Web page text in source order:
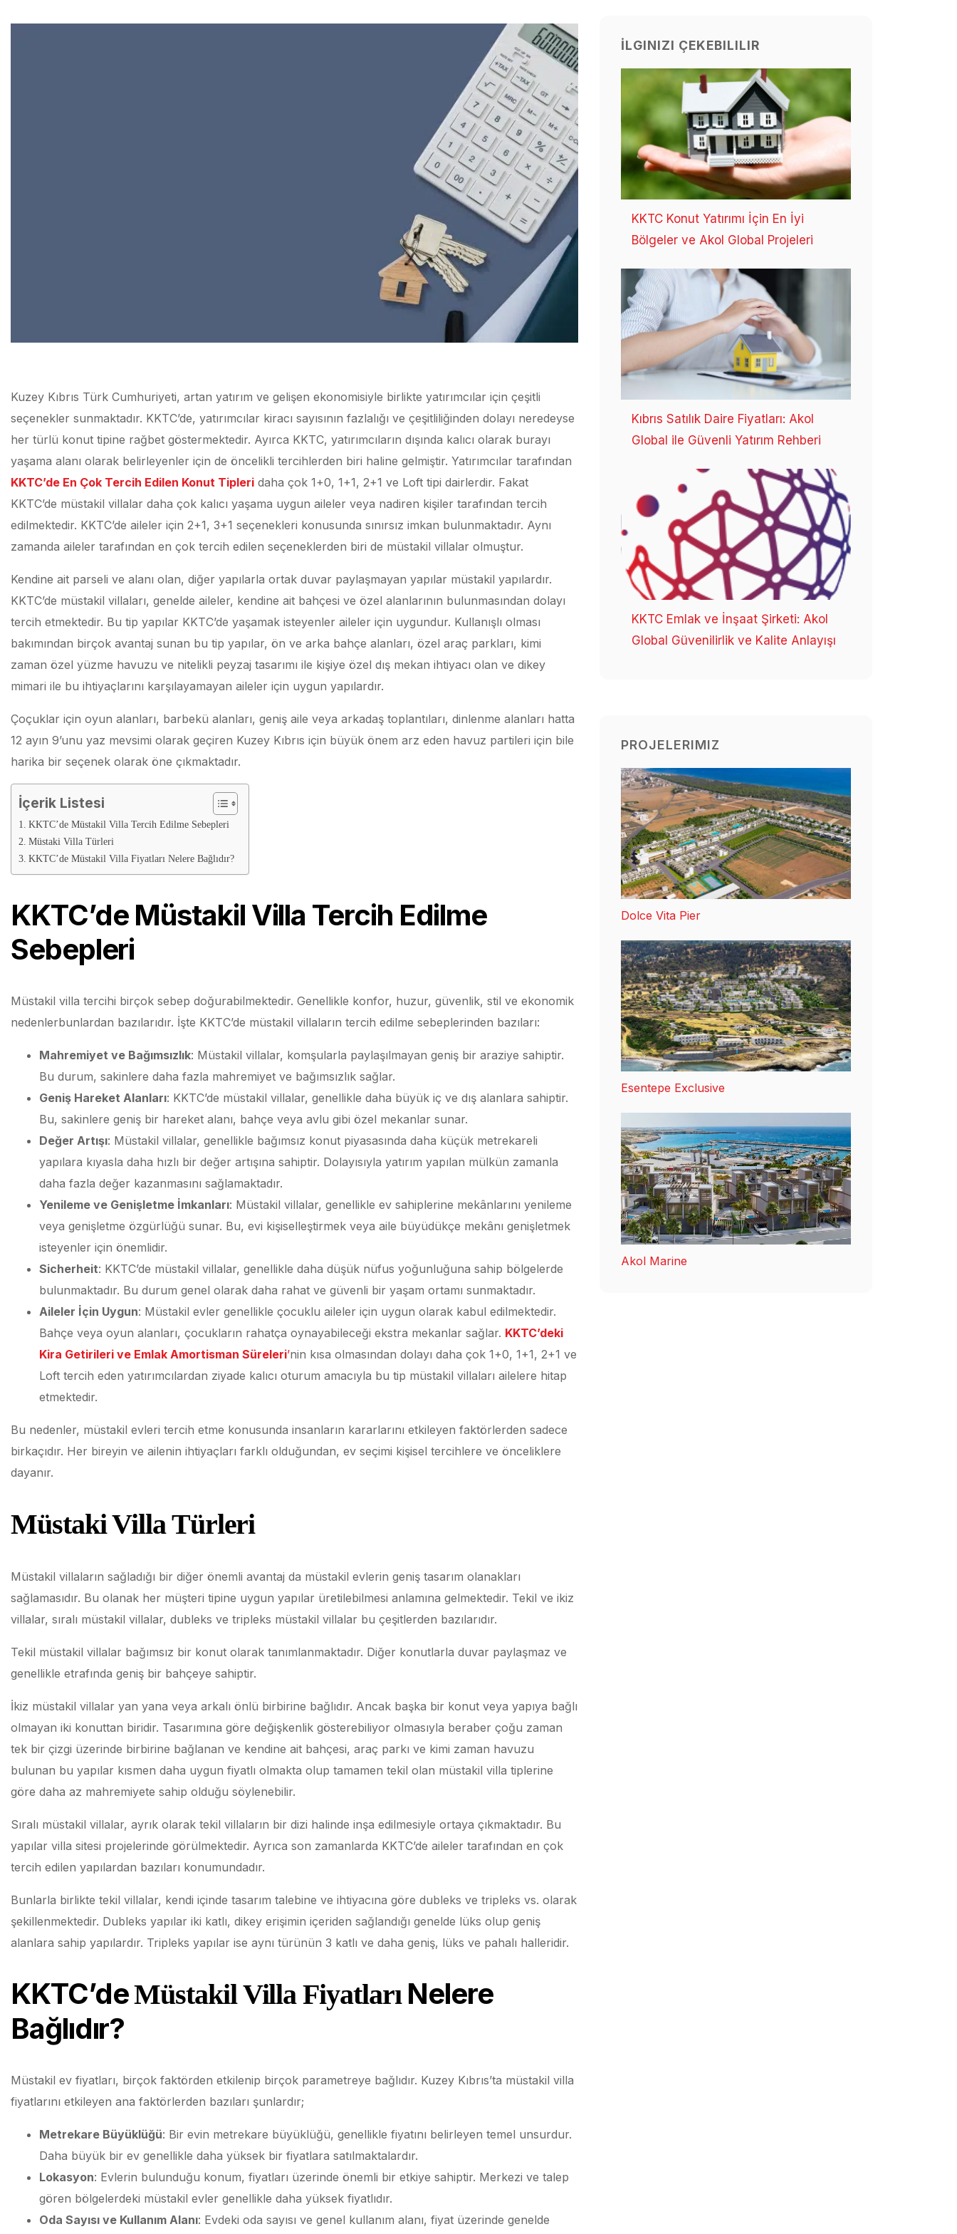
Kuzey Kıbrıs Türk Cumhuriyeti, artan yatırım ve gelişen ekonomisiyle birlikte yatırımcılar için çeşitli
seçenekler sunmaktadır. KKTC’de, yatırımcılar kiracı sayısının fazlalığı ve çeşitliliğinden dolayı neredeyse
her türlü konut tipine rağbet göstermektedir. Ayırca KKTC, yatırımcıların dışında kalıcı olarak burayı
yaşama alanı olarak belirleyenler için de öncelikli tercihlerden biri haline gelmiştir. Yatırımcılar tarafından
KKTC’de En Çok Tercih Edilen Konut Tipleri daha çok 1+0, 1+1, 2+1 ve Loft tipi dairlerdir. Fakat
KKTC’de müstakil villalar daha çok kalıcı yaşama uygun aileler veya nadiren kişiler tarafından tercih
edilmektedir. KKTC’de aileler için 2+1, 3+1 seçenekleri konusunda sınırsız imkan bulunmaktadır. Aynı
zamanda aileler tarafından en çok tercih edilen seçeneklerden biri de müstakil villalar olmuştur.
Kendine ait parseli ve alanı olan, diğer yapılarla ortak duvar paylaşmayan yapılar müstakil yapılardır.
KKTC’de müstakil villaları, genelde aileler, kendine ait bahçesi ve özel alanlarının bulunmasından dolayı
tercih etmektedir. Bu tip yapılar KKTC’de yaşamak isteyenler aileler için uygundur. Kullanışlı olması
bakımından birçok avantaj sunan bu tip yapılar, ön ve arka bahçe alanları, özel araç parkları, kimi
zaman özel yüzme havuzu ve nitelikli peyzaj tasarımı ile kişiye özel dış mekan ihtiyacı olan ve dikey
mimari ile bu ihtiyaçlarını karşılayamayan aileler için uygun yapılardır.
Çoçuklar için oyun alanları, barbekü alanları, geniş aile veya arkadaş toplantıları, dinlenme alanları hatta
12 ayın 9’unu yaz mevsimi olarak geçiren Kuzey Kıbrıs için büyük önem arz eden havuz partileri için bile
harika bir seçenek olarak öne çıkmaktadır.
İçerik Listesi
KKTC’de Müstakil Villa Tercih Edilme Sebepleri
Müstaki Villa Türleri
KKTC’de Müstakil Villa Fiyatları Nelere Bağlıdır?
KKTC’de Müstakil Villa Tercih Edilme
Sebepleri
Müstakil villa tercihi birçok sebep doğurabilmektedir. Genellikle konfor, huzur, güvenlik, stil ve ekonomik
nedenlerbunlardan bazılarıdır. İşte KKTC’de müstakil villaların tercih edilme sebeplerinden bazıları:
Mahremiyet ve Bağımsızlık: Müstakil villalar, komşularla paylaşılmayan geniş bir araziye sahiptir.
Bu durum, sakinlere daha fazla mahremiyet ve bağımsızlık sağlar.
Geniş Hareket Alanları: KKTC’de müstakil villalar, genellikle daha büyük iç ve dış alanlara sahiptir.
Bu, sakinlere geniş bir hareket alanı, bahçe veya avlu gibi özel mekanlar sunar.
Değer Artışı: Müstakil villalar, genellikle bağımsız konut piyasasında daha küçük metrekareli
yapılara kıyasla daha hızlı bir değer artışına sahiptir. Dolayısıyla yatırım yapılan mülkün zamanla
daha fazla değer kazanmasını sağlamaktadır.
Yenileme ve Genişletme İmkanları: Müstakil villalar, genellikle ev sahiplerine mekânlarını yenileme
veya genişletme özgürlüğü sunar. Bu, evi kişiselleştirmek veya aile büyüdükçe mekânı genişletmek
isteyenler için önemlidir.
Sicherheit: KKTC’de müstakil villalar, genellikle daha düşük nüfus yoğunluğuna sahip bölgelerde
bulunmaktadır. Bu durum genel olarak daha rahat ve güvenli bir yaşam ortamı sunmaktadır.
Aileler İçin Uygun: Müstakil evler genellikle çocuklu aileler için uygun olarak kabul edilmektedir.
Bahçe veya oyun alanları, çocukların rahatça oynayabileceği ekstra mekanlar sağlar. KKTC’deki
Kira Getirileri ve Emlak Amortisman Süreleri’nin kısa olmasından dolayı daha çok 1+0, 1+1, 2+1 ve
Loft tercih eden yatırımcılardan ziyade kalıcı oturum amacıyla bu tip müstakil villaları ailelere hitap
etmektedir.
Bu nedenler, müstakil evleri tercih etme konusunda insanların kararlarını etkileyen faktörlerden sadece
birkaçıdır. Her bireyin ve ailenin ihtiyaçları farklı olduğundan, ev seçimi kişisel tercihlere ve önceliklere
dayanır.
Müstaki Villa Türleri
Müstakil villaların sağladığı bir diğer önemli avantaj da müstakil evlerin geniş tasarım olanakları
sağlamasıdır. Bu olanak her müşteri tipine uygun yapılar üretilebilmesi anlamına gelmektedir. Tekil ve ikiz
villalar, sıralı müstakil villalar, dubleks ve tripleks müstakil villalar bu çeşitlerden bazılarıdır.
Tekil müstakil villalar bağımsız bir konut olarak tanımlanmaktadır. Diğer konutlarla duvar paylaşmaz ve
genellikle etrafında geniş bir bahçeye sahiptir.
İkiz müstakil villalar yan yana veya arkalı önlü birbirine bağlıdır. Ancak başka bir konut veya yapıya bağlı
olmayan iki konuttan biridir. Tasarımına göre değişkenlik gösterebiliyor olmasıyla beraber çoğu zaman
tek bir çizgi üzerinde birbirine bağlanan ve kendine ait bahçesi, araç parkı ve kimi zaman havuzu
bulunan bu yapılar kısmen daha uygun fiyatlı olmakta olup tamamen tekil olan müstakil villa tiplerine
göre daha az mahremiyete sahip olduğu söylenebilir.
Sıralı müstakil villalar, ayrık olarak tekil villaların bir dizi halinde inşa edilmesiyle ortaya çıkmaktadır. Bu
yapılar villa sitesi projelerinde görülmektedir. Ayrıca son zamanlarda KKTC’de aileler tarafından en çok
tercih edilen yapılardan bazıları konumundadır.
Bunlarla birlikte tekil villalar, kendi içinde tasarım talebine ve ihtiyacına göre dubleks ve tripleks vs. olarak
şekillenmektedir. Dubleks yapılar iki katlı, dikey erişimin içeriden sağlandığı genelde lüks olup geniş
alanlara sahip yapılardır. Tripleks yapılar ise aynı türünün 3 katlı ve daha geniş, lüks ve pahalı halleridir.
KKTC’deMüstakil Villa FiyatlarıNelere
Bağlıdır?
Müstakil ev fiyatları, birçok faktörden etkilenip birçok parametreye bağlıdır. Kuzey Kıbrıs’ta müstakil villa
fiyatlarını etkileyen ana faktörlerden bazıları şunlardır;
Metrekare Büyüklüğü: Bir evin metrekare büyüklüğü, genellikle fiyatını belirleyen temel unsurdur.
Daha büyük bir ev genellikle daha yüksek bir fiyatlara satılmaktalardır.
Lokasyon: Evlerin bulunduğu konum, fiyatları üzerinde önemli bir etkiye sahiptir. Merkezi ve talep
gören bölgelerdeki müstakil evler genellikle daha yüksek fiyatlıdır.
Oda Sayısı ve Kullanım Alanı: Evdeki oda sayısı ve genel kullanım alanı, fiyat üzerinde genelde
İLGINIZI ÇEKEBILILIR
KKTC Konut Yatırımı İçin En İyi
Bölgeler ve Akol Global Projeleri
Kıbrıs Satılık Daire Fiyatları: Akol
Global ile Güvenli Yatırım Rehberi
KKTC Emlak ve İnşaat Şirketi: Akol
Global Güvenilirlik ve Kalite Anlayışı
PROJELERIMIZ
Dolce Vita Pier
Esentepe Exclusive
Akol Marine